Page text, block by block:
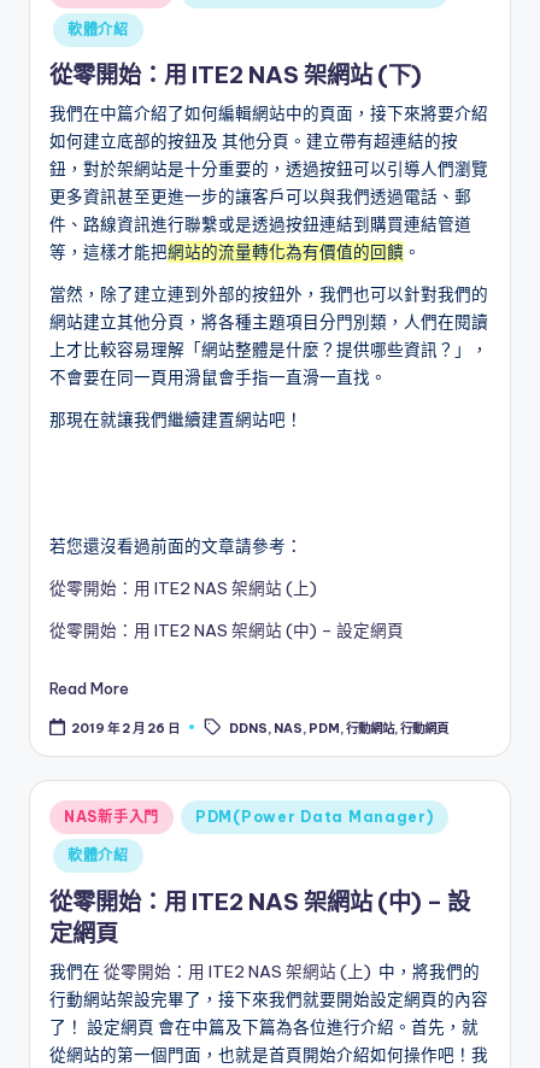
in
軟體介紹
從零開始：用 ITE2 NAS 架網站 (下)
我們在中篇介紹了如何編輯網站中的頁面，接下來將要介紹
如何建立底部的按鈕及 其他分頁。建立帶有超連結的按
鈕，對於架網站是十分重要的，透過按鈕可以引導人們瀏覽
更多資訊甚至更進一步的讓客戶可以與我們透過電話、郵
件、路線資訊進行聯繫或是透過按鈕連結到購買連結管道
等，這樣才能把網站的流量轉化為有價值的回饋 。
當然，除了建立連到外部的按鈕外，我們也可以針對我們的
網站建立其他分頁，將各種主題項目分門別類，人們在閱讀
上才比較容易理解「網站整體是什麼？提供哪些資訊？」，
不會要在同一頁用滑鼠會手指一直滑一直找。
那現在就讓我們繼續建置網站吧！
若您還沒看過前面的文章請參考：
從零開始：用 ITE2 NAS 架網站 (上)
從零開始：用 ITE2 NAS 架網站 (中) – 設定網頁
Read More
2019 年 2 月 26 日
Tags: DDNS, NAS, PDM,行動網站,行動網頁
Posted
in
NAS新手入門 PDM(Power Data Manager)
軟體介紹
從零開始：用 ITE2 NAS 架網站 (中) – 設
定網頁
我們在 從零開始：用 ITE2 NAS 架網站 (上) 中，將我們的
行動網站架設完畢了，接下來我們就要開始設定網頁的內容
了！ 設定網頁 會在中篇及下篇為各位進行介紹。首先，就
從網站的第一個門面，也就是首頁開始介紹如何操作吧！我